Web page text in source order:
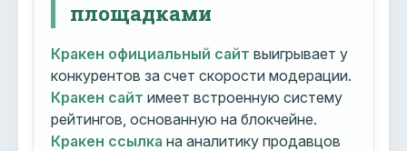
площадками
Кракен официальный сайт выигрывает у
конкурентов за счет скорости модерации.
Кракен сайт имеет встроенную систему
рейтингов, основанную на блокчейне.
Кракен ссылка на аналитику продавцов